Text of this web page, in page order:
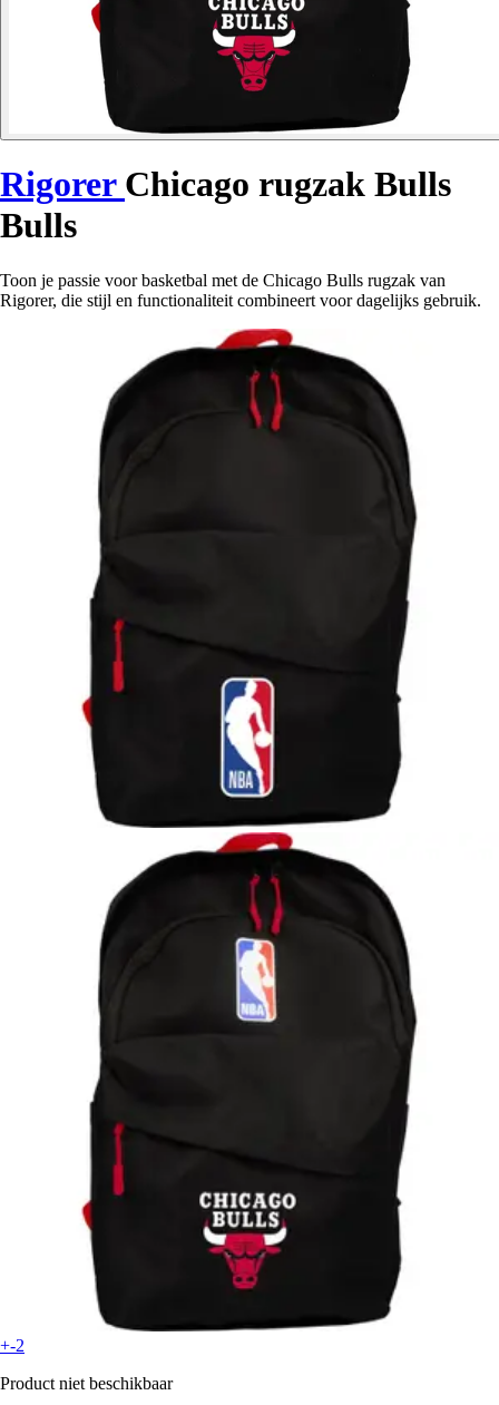
Rigorer Chicago rugzak Bulls
Bulls
Toon je passie voor basketbal met de Chicago Bulls rugzak van
Rigorer, die stijl en functionaliteit combineert voor dagelijks gebruik.
+-2
Product niet beschikbaar